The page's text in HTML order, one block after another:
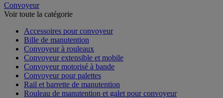
Convoyeur
Voir toute la catégorie
Accessoires pour convoyeur
Bille de manutention
Convoyeur à rouleaux
Convoyeur extensible et mobile
Convoyeur motorisé à bande
Convoyeur pour palettes
Rail et barrette de manutention
Rouleau de manutention et galet pour convoyeur